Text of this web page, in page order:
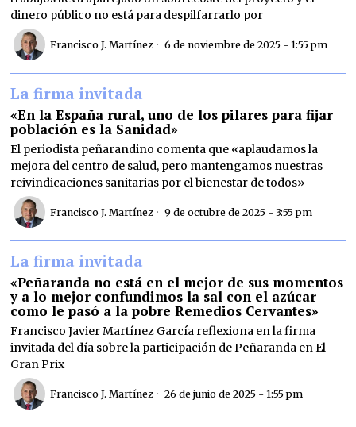
dinero público no está para despilfarrarlo por
Francisco J. Martínez 6 de noviembre de 2025 - 1:55 pm
La firma invitada
«En la España rural, uno de los pilares para fijar
población es la Sanidad»
El periodista peñarandino comenta que «aplaudamos la
mejora del centro de salud, pero mantengamos nuestras
reivindicaciones sanitarias por el bienestar de todos»
Francisco J. Martínez 9 de octubre de 2025 - 3:55 pm
La firma invitada
«Peñaranda no está en el mejor de sus momentos
y a lo mejor confundimos la sal con el azúcar
como le pasó a la pobre Remedios Cervantes»
Francisco Javier Martínez García reflexiona en la firma
invitada del día sobre la participación de Peñaranda en El
Gran Prix
Francisco J. Martínez 26 de junio de 2025 - 1:55 pm